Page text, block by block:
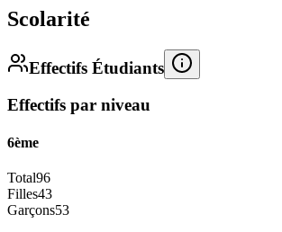
Scolarité
Effectifs Étudiants
Effectifs par niveau
6ème
Total96
Filles43
Garçons53